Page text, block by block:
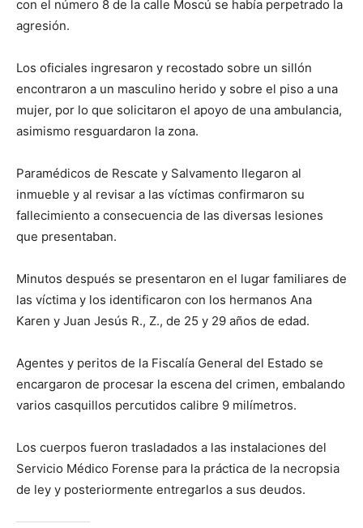
con el número 8 de la calle Moscú se había perpetrado la
agresión.
Los oficiales ingresaron y recostado sobre un sillón
encontraron a un masculino herido y sobre el piso a una
mujer, por lo que solicitaron el apoyo de una ambulancia,
asimismo resguardaron la zona.
Paramédicos de Rescate y Salvamento llegaron al
inmueble y al revisar a las víctimas confirmaron su
fallecimiento a consecuencia de las diversas lesiones
que presentaban.
Minutos después se presentaron en el lugar familiares de
las víctima y los identificaron con los hermanos Ana
Karen y Juan Jesús R., Z., de 25 y 29 años de edad.
Agentes y peritos de la Fiscalía General del Estado se
encargaron de procesar la escena del crimen, embalando
varios casquillos percutidos calibre 9 milímetros.
Los cuerpos fueron trasladados a las instalaciones del
Servicio Médico Forense para la práctica de la necropsia
de ley y posteriormente entregarlos a sus deudos.